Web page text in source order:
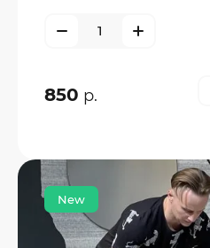
850 р.
New